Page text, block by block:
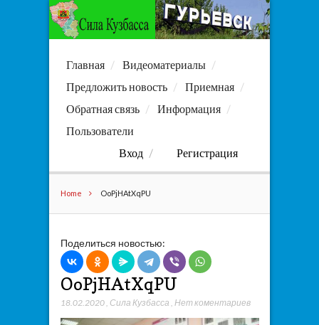
Главная
Видеоматериалы
Предложить новость
Приемная
Обратная связь
Информация
Пользователи
Вход
Регистрация
Home OoPjHAtXqPU
Поделиться новостью:
OoPjHAtXqPU
18.02.2020, Сила Кузбасса Нет коментариев